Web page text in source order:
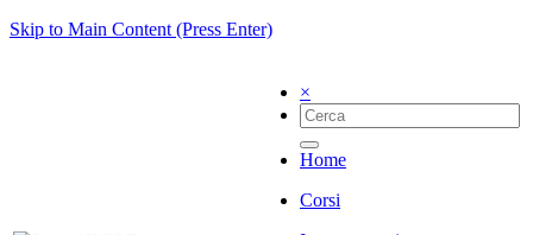
Skip to Main Content (Press Enter)
×
Home
Corsi